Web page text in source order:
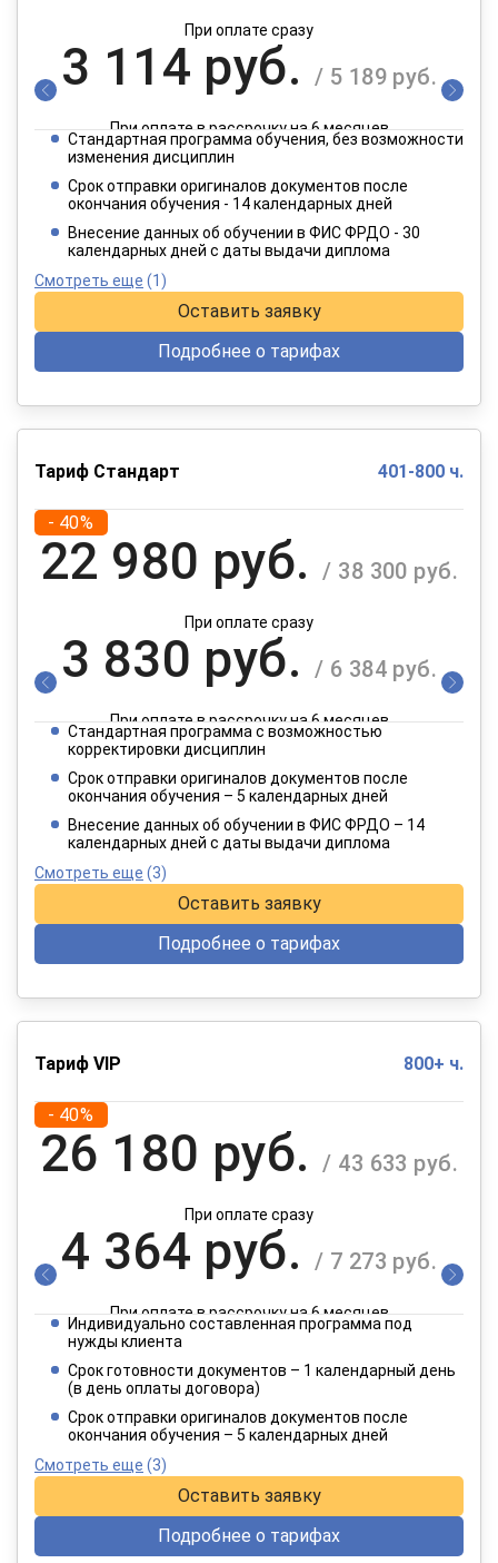
При оплате сразу
3 114 руб. / 5 189 руб.
При оплате в рассрочку на 6 месяцев
1 557 руб.
При оплате в рассрочку на 12 месяцев
Стандартная программа обучения, без возможности
изменения дисциплин
Срок отправки оригиналов документов после
окончания обучения - 14 календарных дней
Внесение данных об обучении в ФИС ФРДО - 30
календарных дней с даты выдачи диплома
Смотреть еще (1)
Оставить заявку
Подробнее о тарифах
Тариф Стандарт 401-800 ч.
- 40%
22 980 руб. / 38 300 руб.
При оплате сразу
3 830 руб. / 6 384 руб.
При оплате в рассрочку на 6 месяцев
1 915 руб.
При оплате в рассрочку на 12 месяцев
Стандартная программа с возможностью
корректировки дисциплин
Срок отправки оригиналов документов после
окончания обучения – 5 календарных дней
Внесение данных об обучении в ФИС ФРДО – 14
календарных дней с даты выдачи диплома
Смотреть еще (3)
Оставить заявку
Подробнее о тарифах
Тариф VIP 800+ ч.
- 40%
26 180 руб. / 43 633 руб.
При оплате сразу
4 364 руб. / 7 273 руб.
При оплате в рассрочку на 6 месяцев
2 182 руб. / 3 637 руб.
При оплате в рассрочку на 12 месяцев
Индивидуально составленная программа под
нужды клиента
Срок готовности документов – 1 календарный день
(в день оплаты договора)
Срок отправки оригиналов документов после
окончания обучения – 5 календарных дней
Смотреть еще (3)
Оставить заявку
Подробнее о тарифах